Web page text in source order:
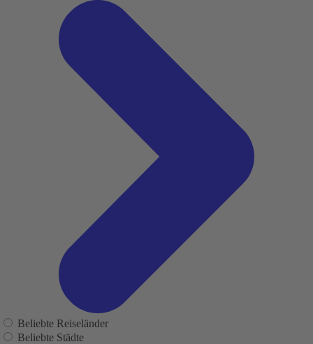
Beliebte Reiseländer
Beliebte Städte